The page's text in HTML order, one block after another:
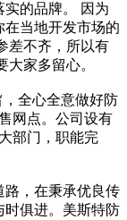
的品牌。 因为
当地开发市场的
差不齐，所以有
家多留心。
全心全意做好防
网点。公司设有
部门，职能完
路，在秉承优良传
时俱进。美斯特防